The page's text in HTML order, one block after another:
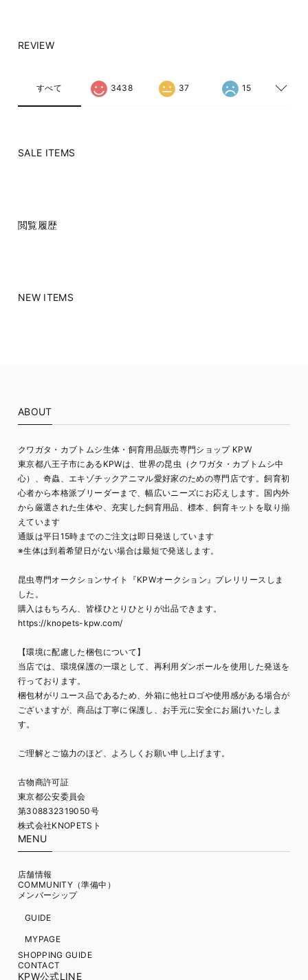
REVIEW
すべて 3438 37 15
SALE ITEMS
閲覧履歴
NEW ITEMS
ABOUT
クワガタ・カブトムシ生体・飼育用品販売専門ショップ KPW
東京都八王子市にあるKPWは、世界の昆虫（クワガタ・カブトムシ中
心）、奇蟲、エキゾチックアニマル愛好家のための専門店です。飼育初
心者から本格派ブリーダーまで、幅広いニーズにお応えします。国内外
から厳選された生体や、充実した飼育用品、標本、飼育キットを取り揃
えています
通販は平日15時までのご注文は即日発送しています
※生体は到着希望日がない場合は最短で発送します。
昆虫専門オークションサイト『KPWオークション』プレリリースしま
した。
購入はもちろん、皆様ひとりひとりが出品できます。
https://knopets-kpw.com/
【環境に配慮した梱包について】
当店では、環境保護の一環として、再利用ダンボールを使用した発送を
行っております。
梱包材がリユース品であるため、外箱に他社ロゴや使用感がある場合が
ございますが、商品は丁寧に保護し、お手元に安全にお届けいたしま
す。
ご理解とご協力のほど、よろしくお願い申し上げます。
古物商許可証
東京都公安委員会
第308832319050号
株式会社KNOPETSト
MENU
店舗情報
COMMUNITY（準備中）
メンバーシップ
GUIDE
MYPAGE
SHOPPING GUIDE
CONTACT
KPW公式LINE